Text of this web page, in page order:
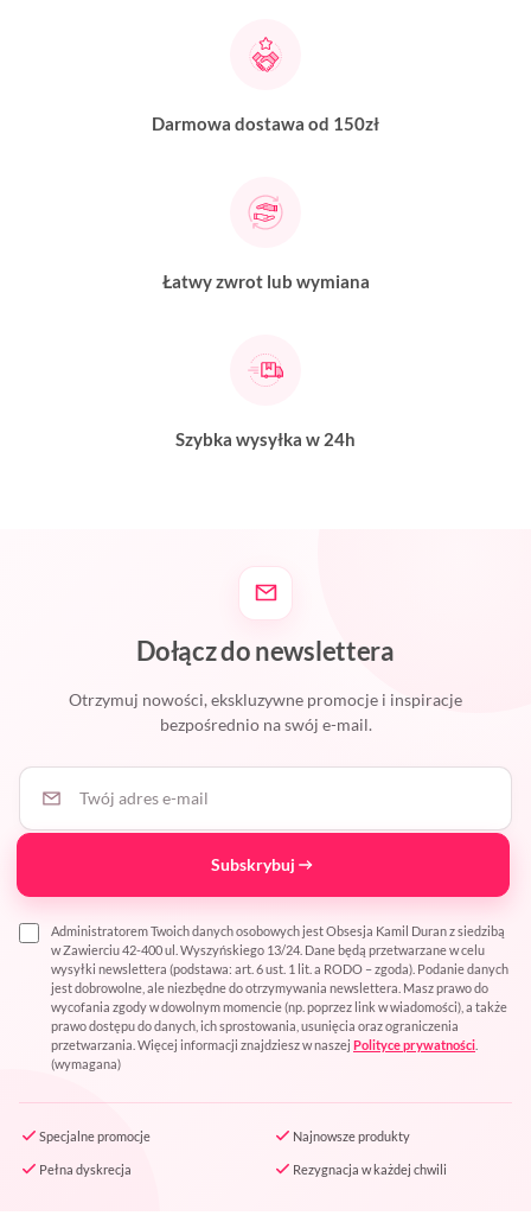
Darmowa dostawa od 150zł
Łatwy zwrot lub wymiana
Szybka wysyłka w 24h
Dołącz do newslettera
Otrzymuj nowości, ekskluzywne promocje i inspiracje
bezpośrednio na swój e-mail.
Twój adres e-mail
Subskrybuj
Administratorem Twoich danych osobowych jest Obsesja Kamil Duran z siedzibą
w Zawierciu 42-400 ul. Wyszyńskiego 13/24. Dane będą przetwarzane w celu
wysyłki newslettera (podstawa: art. 6 ust. 1 lit. a RODO – zgoda). Podanie danych
jest dobrowolne, ale niezbędne do otrzymywania newslettera. Masz prawo do
wycofania zgody w dowolnym momencie (np. poprzez link w wiadomości), a także
prawo dostępu do danych, ich sprostowania, usunięcia oraz ograniczenia
przetwarzania. Więcej informacji znajdziesz w naszej Polityce prywatności
(wymagana)
Specjalne promocje Najnowsze produkty
Pełna dyskrecja Rezygnacja w każdej chwili